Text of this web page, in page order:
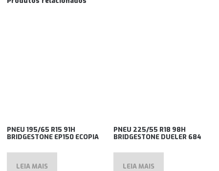
PNEU 195/65 R15 91H
BRIDGESTONE EP150 ECOPIA
LEIA MAIS
PNEU 225/55 R18 98H
BRIDGESTONE DUELER 684
LEIA MAIS